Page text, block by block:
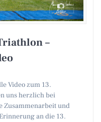
–
Video zum 13.
uns herzlich bei
Zusammenarbeit und
an die 13.